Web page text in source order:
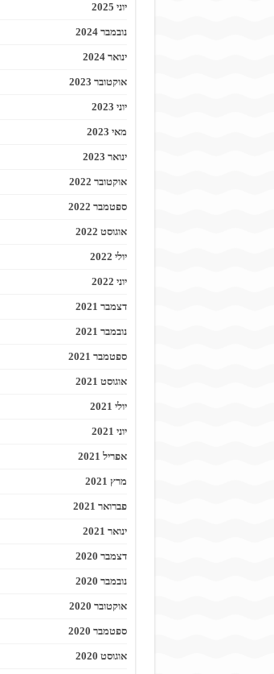
יוני 2025
נובמבר 2024
ינואר 2024
אוקטובר 2023
יוני 2023
מאי 2023
ינואר 2023
אוקטובר 2022
ספטמבר 2022
אוגוסט 2022
יולי 2022
יוני 2022
דצמבר 2021
נובמבר 2021
ספטמבר 2021
אוגוסט 2021
יולי 2021
יוני 2021
אפריל 2021
מרץ 2021
פברואר 2021
ינואר 2021
דצמבר 2020
נובמבר 2020
אוקטובר 2020
ספטמבר 2020
אוגוסט 2020